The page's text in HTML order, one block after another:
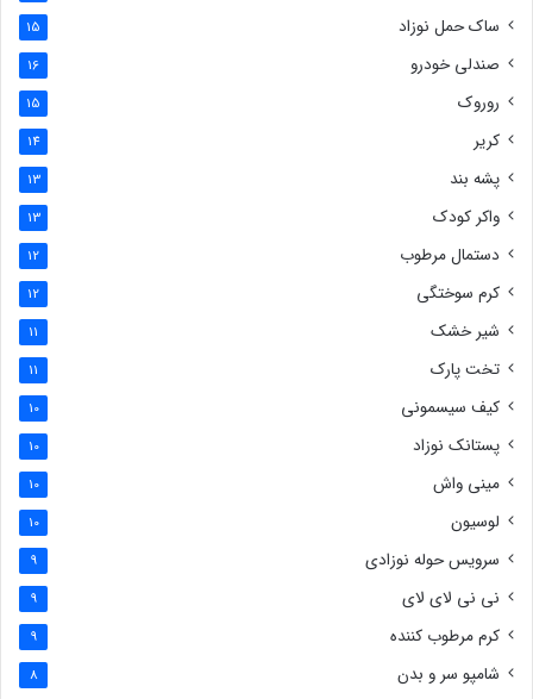
ساک حمل نوزاد 15
صندلی خودرو 16
روروک 15
کریر 14
پشه بند 13
واکر کودک 13
دستمال مرطوب 12
کرم سوختگی 12
شیر خشک 11
تخت پارک 11
کیف سیسمونی 10
پستانک نوزاد 10
مینی واش 10
لوسیون 10
سرویس حوله نوزادی 9
نی نی لای لای 9
کرم مرطوب کننده 9
شامپو سر و بدن 8